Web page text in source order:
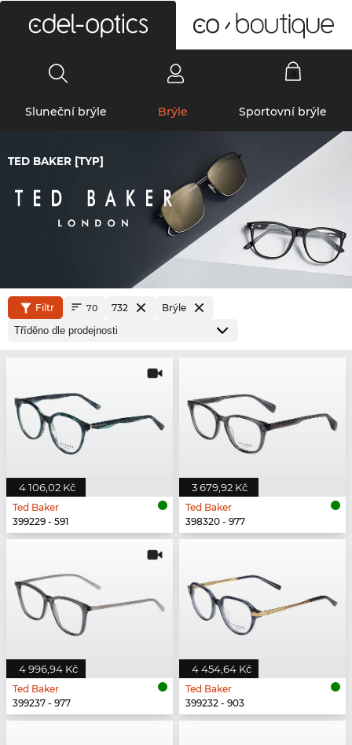
Sluneční brýle Brýle Sportovní brýle
TED BAKER [TYP]
Filtr 70 732 Brýle
4 106,02 Kč
Ted Baker
399229 - 591
3 679,92 Kč
Ted Baker
398320 - 977
4 996,94 Kč
Ted Baker
399237 - 977
4 454,64 Kč
Ted Baker
399232 - 903